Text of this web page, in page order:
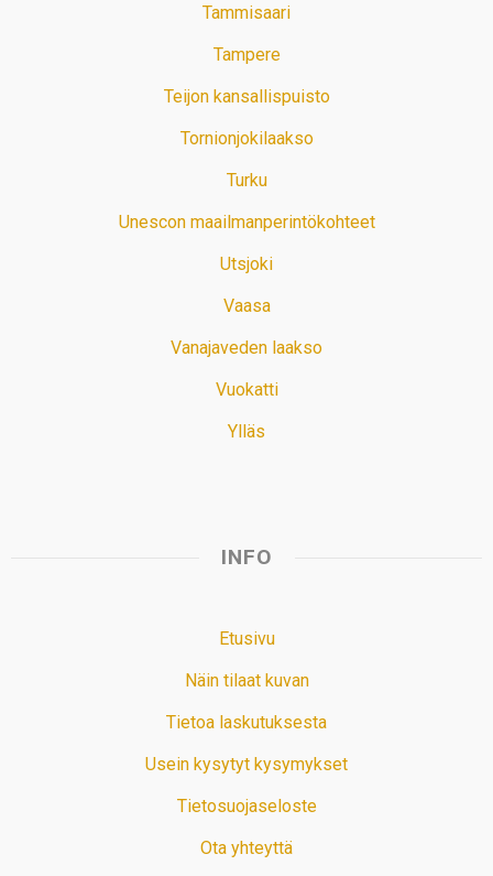
Tammisaari
Tampere
Teijon kansallispuisto
Tornionjokilaakso
Turku
Unescon maailmanperintökohteet
Utsjoki
Vaasa
Vanajaveden laakso
Vuokatti
Ylläs
INFO
Etusivu
Näin tilaat kuvan
Tietoa laskutuksesta
Usein kysytyt kysymykset
Tietosuojaseloste
Ota yhteyttä